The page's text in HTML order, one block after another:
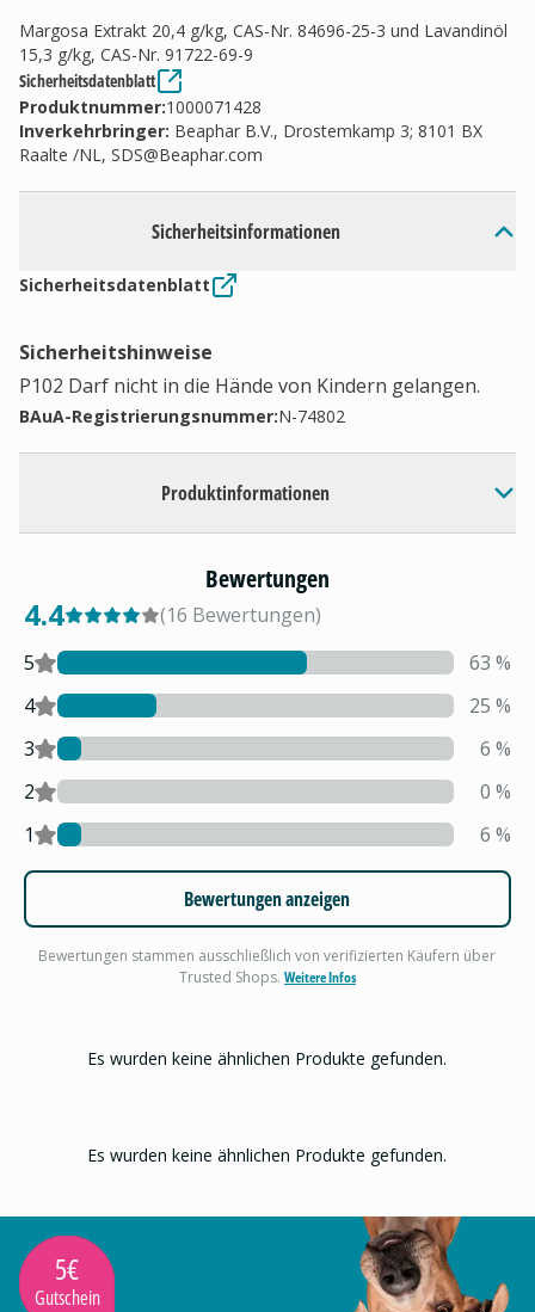
Margosa Extrakt 20,4 g/kg, CAS-Nr. 84696-25-3 und Lavandinöl
15,3 g/kg, CAS-Nr. 91722-69-9
Sicherheitsdatenblatt
Produktnummer:1000071428
Inverkehrbringer: Beaphar B.V., Drostemkamp 3; 8101 BX
Raalte /NL, SDS@Beaphar.com
Sicherheitsinformationen
Sicherheitsdatenblatt
Sicherheitshinweise
P102 Darf nicht in die Hände von Kindern gelangen.
BAuA-Registrierungsnummer:N-74802
Produktinformationen
Bewertungen
4.4 (16 Bewertungen)
5
63 %
4
25 %
3
6 %
2
0 %
1
6 %
Bewertungen anzeigen
Bewertungen stammen ausschließlich von verifizierten Käufern über
Trusted Shops. Weitere Infos
Es wurden keine ähnlichen Produkte gefunden.
Es wurden keine ähnlichen Produkte gefunden.
5€
Gutschein